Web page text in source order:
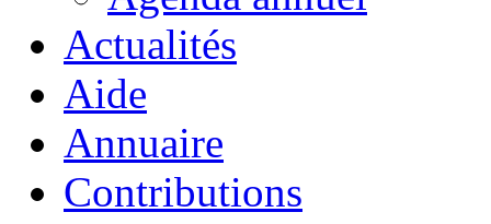
Actualités
Aide
Annuaire
Contributions